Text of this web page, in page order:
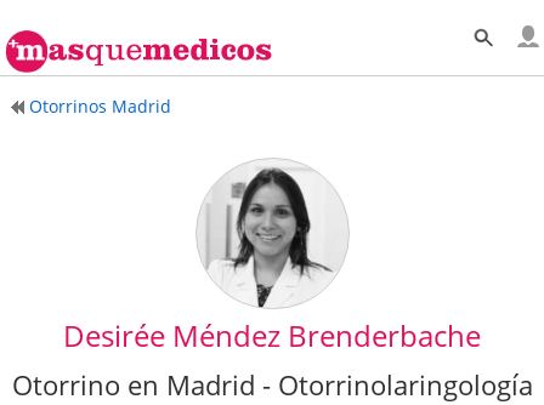
Otorrinos Madrid
Desirée Méndez Brenderbache
Otorrino en Madrid - Otorrinolaringología